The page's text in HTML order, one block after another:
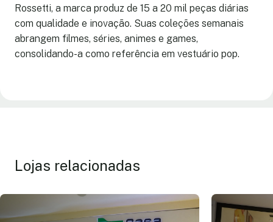
Rossetti, a marca produz de 15 a 20 mil peças diárias
com qualidade e inovação. Suas coleções semanais
abrangem filmes, séries, animes e games,
consolidando-a como referência em vestuário pop.
Lojas relacionadas